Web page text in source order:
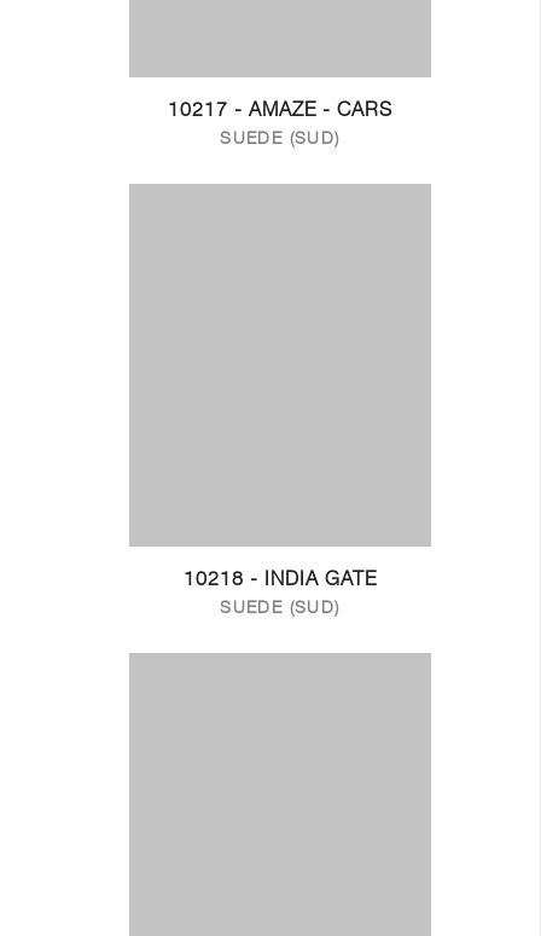
10217 - AMAZE - CARS
SUEDE (SUD)
10218 - INDIA GATE
SUEDE (SUD)